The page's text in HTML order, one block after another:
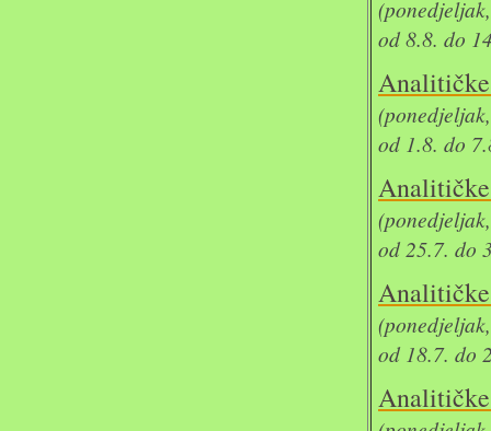
od 8.8. do
od 1.8. do
od 25.7. do
od 18.7. do